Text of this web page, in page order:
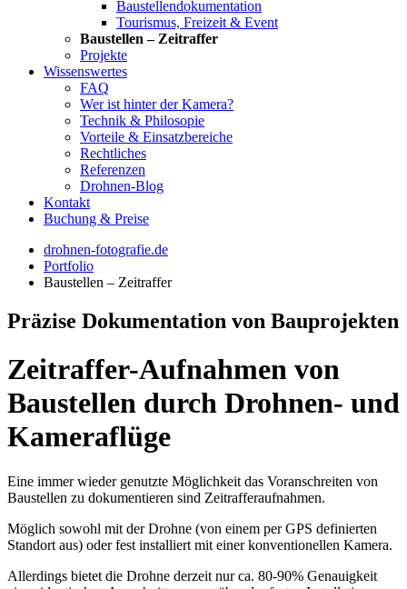
Baustellendokumentation
Tourismus, Freizeit & Event
Baustellen – Zeitraffer
Projekte
Wissenswertes
FAQ
Wer ist hinter der Kamera?
Technik & Philosopie
Vorteile & Einsatzbereiche
Rechtliches
Referenzen
Drohnen-Blog
Kontakt
Buchung & Preise
drohnen-fotografie.de
Portfolio
Baustellen – Zeitraffer
Präzise Dokumentation von Bauprojekten
Zeitraffer-Aufnahmen von
Baustellen durch Drohnen- und
Kameraflüge
Eine immer wieder genutzte Möglichkeit das Voranschreiten von
Baustellen zu dokumentieren sind Zeitrafferaufnahmen.
Möglich sowohl mit der Drohne (von einem per GPS definierten
Standort aus) oder fest installiert mit einer konventionellen Kamera.
Allerdings bietet die Drohne derzeit nur ca. 80-90% Genauigkeit